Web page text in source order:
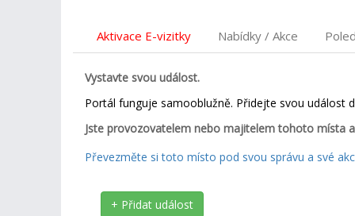
Aktivace E-vizitky Nabídky / Akce
Vystavte svou událost.
Portál funguje samooblužně. Přidejte svou událost
Jste provozovatelem nebo majitelem tohoto místa
Převezměte si toto místo pod svou správu a své
+ Přidat událost